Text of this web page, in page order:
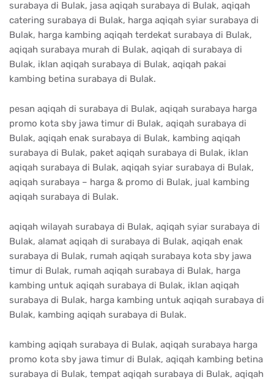
surabaya di Bulak, jasa aqiqah surabaya di Bulak, aqiqah
catering surabaya di Bulak, harga aqiqah syiar surabaya di
Bulak, harga kambing aqiqah terdekat surabaya di Bulak,
aqiqah surabaya murah di Bulak, aqiqah di surabaya di
Bulak, iklan aqiqah surabaya di Bulak, aqiqah pakai
kambing betina surabaya di Bulak.
pesan aqiqah di surabaya di Bulak, aqiqah surabaya harga
promo kota sby jawa timur di Bulak, aqiqah surabaya di
Bulak, aqiqah enak surabaya di Bulak, kambing aqiqah
surabaya di Bulak, paket aqiqah surabaya di Bulak, iklan
aqiqah surabaya di Bulak, aqiqah syiar surabaya di Bulak,
aqiqah surabaya – harga & promo di Bulak, jual kambing
aqiqah surabaya di Bulak.
aqiqah wilayah surabaya di Bulak, aqiqah syiar surabaya di
Bulak, alamat aqiqah di surabaya di Bulak, aqiqah enak
surabaya di Bulak, rumah aqiqah surabaya kota sby jawa
timur di Bulak, rumah aqiqah surabaya di Bulak, harga
kambing untuk aqiqah surabaya di Bulak, iklan aqiqah
surabaya di Bulak, harga kambing untuk aqiqah surabaya di
Bulak, kambing aqiqah surabaya di Bulak.
kambing aqiqah surabaya di Bulak, aqiqah surabaya harga
promo kota sby jawa timur di Bulak, aqiqah kambing betina
surabaya di Bulak, tempat aqiqah surabaya di Bulak, aqiqah